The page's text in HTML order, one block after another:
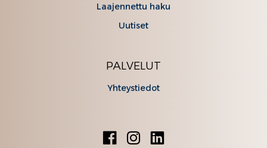
Laajennettu haku
Uutiset
PALVELUT
Yhteystiedot